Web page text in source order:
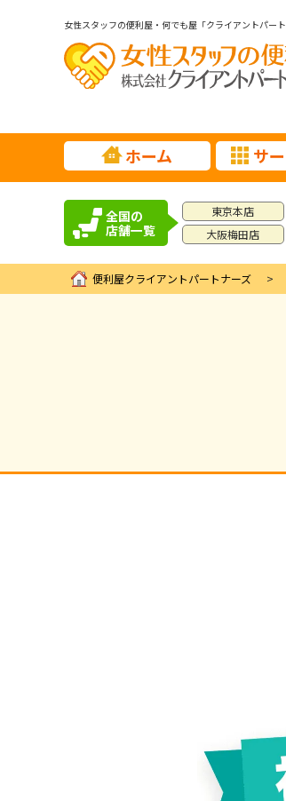
女性スタッフの便利屋・何でも屋「クライアントパート
ホーム サ
全国の
店舗一覧
東京本店
大阪梅田店
便利屋クライアントパートナーズ